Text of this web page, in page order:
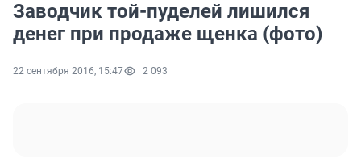
Заводчик той-пуделей лишился
денег при продаже щенка (фото)
22 сентября 2016, 15:47 2 093